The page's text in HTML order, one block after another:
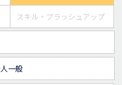
スキル・ブラッシュアップ
一般